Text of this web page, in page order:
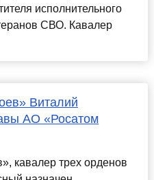
исполнительного
СВО. Кавалер
Виталий
АО «Росатом
кавалер трех орденов